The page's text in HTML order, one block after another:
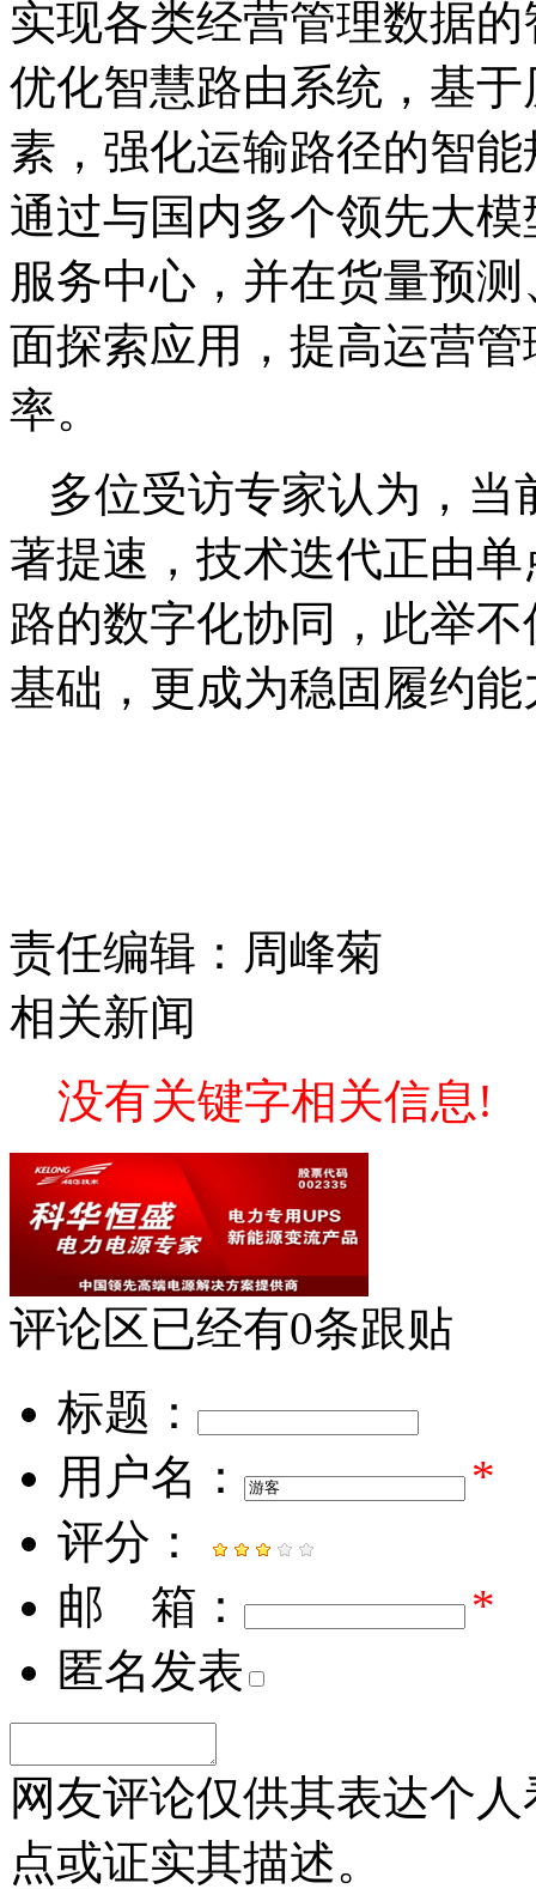
实现各类经营管理数据
优化智慧路由系统，基
素，强化运输路径的智
通过与国内多个领先大
服务中心，并在货量预
面探索应用，提高运营
率。
多位受访专家认为，
著提速，技术迭代正由
路的数字化协同，此举
基础，更成为稳固履约
责任编辑：周峰菊
相关新闻
没有关键字相关信息!
评论区已经有0条跟贴
标题：
用户名：
*
评分：
邮 箱：
*
匿名发表
网友评论仅供其表达个
点或证实其描述。